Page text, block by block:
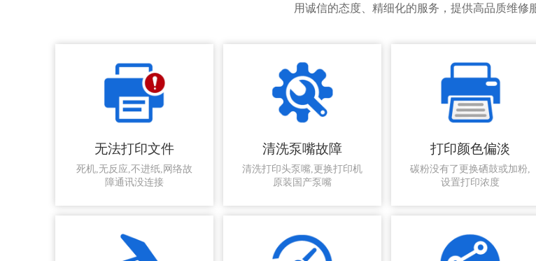
用诚信的态度、精细化的服务，提供高品质维修
无法打印文件
死机,无反应,不进纸,网络故
障通讯没连接
清洗泵嘴故障
清洗打印头泵嘴,更换打印机
原装国产泵嘴
打印颜色偏淡
碳粉没有了更换硒鼓或加粉,
设置打印浓度